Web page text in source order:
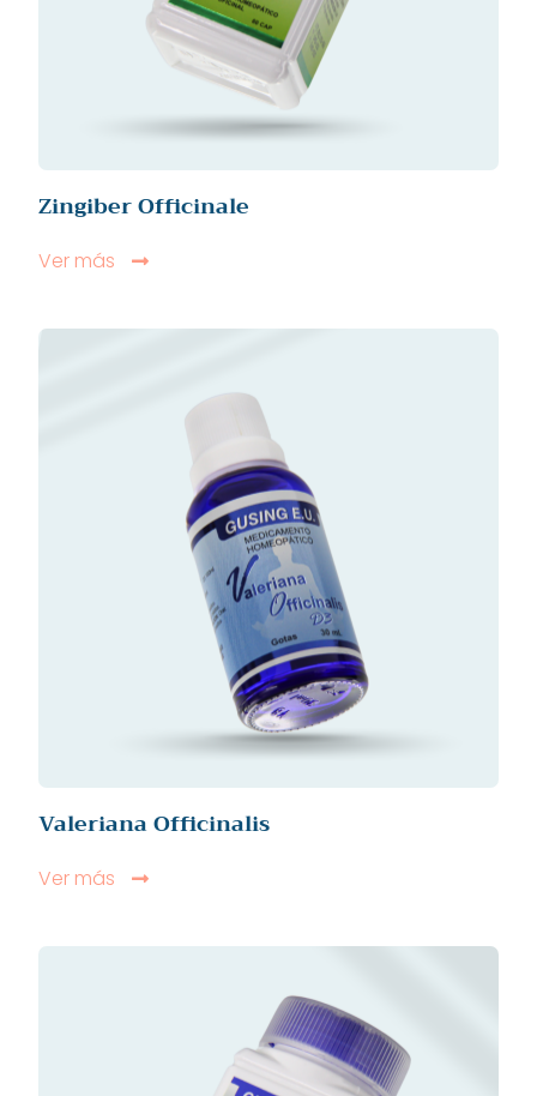
Zingiber Officinale
Ver más
Valeriana Officinalis
Ver más